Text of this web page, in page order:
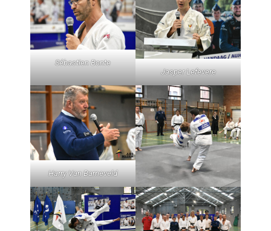
Sébastien Bonte
Jasper Lefevere
Harry Van Barneveld